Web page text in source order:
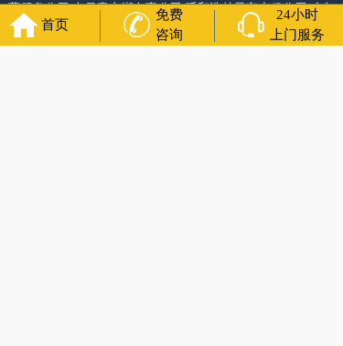
葬服务公司南昌青山湖白事公司呼和浩特灵车出租公司哈尔
滨道里区丧葬用品
西宁城东区白事服务 潍坊奎文区白事 乳山
寿衣店铺杭州上城区灵堂布置沈阳浑南区殡葬平台中国墓地
首页
免费
咨询
24小时
上门服务